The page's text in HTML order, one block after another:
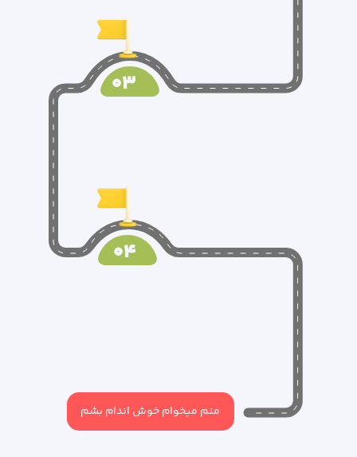
03
04
منم میخوام خوش اندام بشم